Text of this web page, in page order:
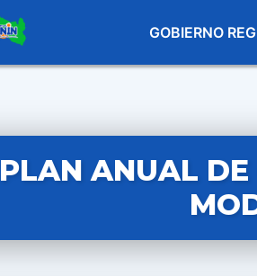
GOBIERNO
PLAN ANUAL DE